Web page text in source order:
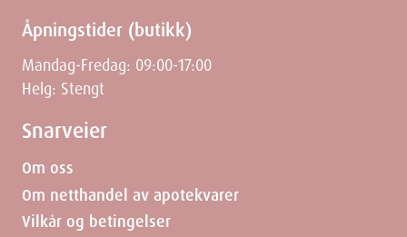
Åpningstider (butikk)
Mandag-Fredag: 09:00-17:00
Helg: Stengt
Snarveier
Om oss
Om netthandel av apotekvarer
Vilkår og betingelser